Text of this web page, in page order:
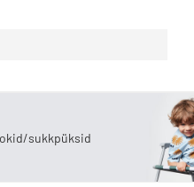
sukkpüksid